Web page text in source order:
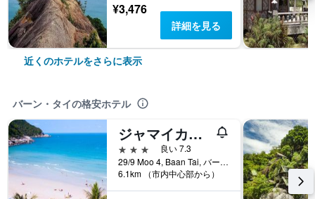
¥3,476
詳細を見る
近くのホテルをさらに表示
バーン・タイの格安ホテル
ジャマイカイン ゴ パンガン
3つ星
良い 7.3
29/9 Moo 4, Baan Tai, バーン・タイ, タイ
6.1km （市内中心部から）